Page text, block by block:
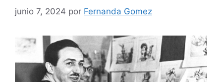
junio 7, 2024 por Fernanda Gomez